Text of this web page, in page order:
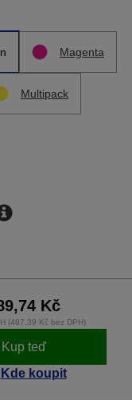
Magenta
Multipack
Kč
(487,39 Kč bez DPH)
Kup teď
Kde koupit